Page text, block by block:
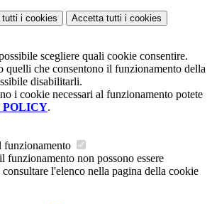
tutti i cookies Accetta tutti i cookies
scegliere quali cookie consentire.
quelli che consentono il funzionamento della
disabilitarli.
i cookie necessari al funzionamento potete
POLICY.
funzionamento
funzionamento non possono essere
l'elenco nella pagina della cookie